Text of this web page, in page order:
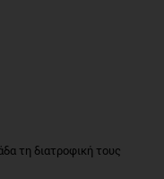
τη διατροφική τους